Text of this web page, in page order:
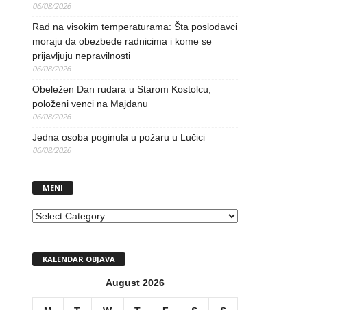
06/08/2026
Rad na visokim temperaturama: Šta poslodavci
moraju da obezbede radnicima i kome se
prijavljuju nepravilnosti
06/08/2026
Obeležen Dan rudara u Starom Kostolcu,
položeni venci na Majdanu
06/08/2026
Jedna osoba poginula u požaru u Lučici
06/08/2026
MENI
MENI
KALENDAR OBJAVA
August 2026